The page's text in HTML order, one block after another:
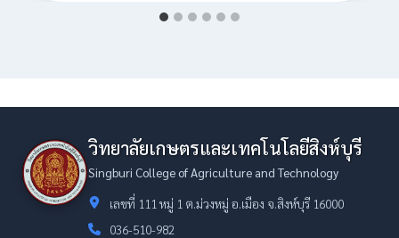
วิทยาลัยเกษตรและเทคโนโลยีสิงห์บุรี
Singburi College of Agriculture and Technology
เลขที่ 111 หมู่ 1 ต.ม่วงหมู่ อ.เมือง จ.สิงห์บุรี 16000
036-510-982